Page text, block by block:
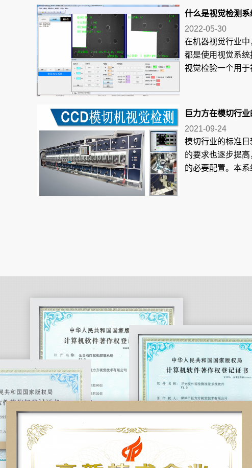
什么是视觉检测系
2022-05-30
在机器视觉行业中
都是使用视觉系
视觉检验一个用于
巨力方在模切行
2021-09-24
模切行业的标准
的要求也逐步提
的必要配置。本